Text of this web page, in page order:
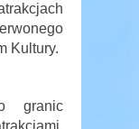
Kultury.
granic